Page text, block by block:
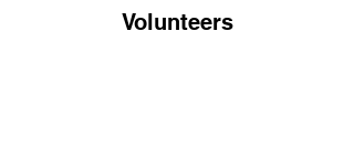
Volunteers